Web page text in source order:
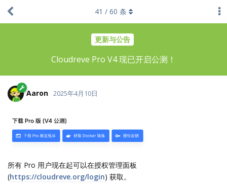
更新与公告
Cloudreve Pro V4 现已开启公测！
41 / 60 条
Aaron 2025年4月10日
所有 Pro 用户现在起可以在授权管理面板
(https://cloudreve.org/login) 获取。